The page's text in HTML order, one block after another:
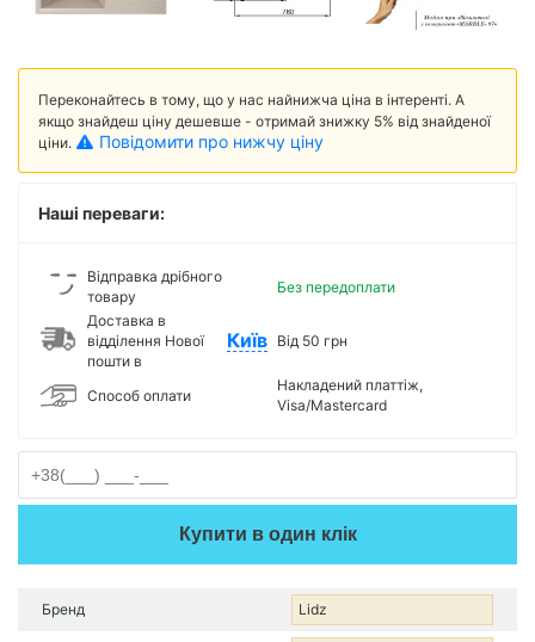
Переконайтесь в тому, що у нас найнижча ціна в інтеренті. А
якщо знайдеш ціну дешевше - отримай знижку 5% від знайденої
ціни.
Повідомити про нижчу ціну
Наші переваги:
Відправка дрібного
товару
Без передоплати
Доставка в
відділення Нової
пошти в
Київ Від 50 грн
Способ оплати
Накладений платтіж,
Visa/Mastercard
Купити в один клік
Бренд Lidz